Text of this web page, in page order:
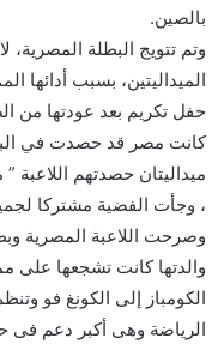
بالصين.
وتم تتويج البطلة المصرية،
الميداليتين، بسبب أدائها
حفل تكريم بعد عودتها من
ميداليتان حصدتهم اللاعبة
، وجأت الفضية مشتركا
وصرحت اللاعبة المصرية
والدتها كانت تشجعها على
الكومباز إلى الكونغ فو
الرياضة وهى أكبر دعم فى